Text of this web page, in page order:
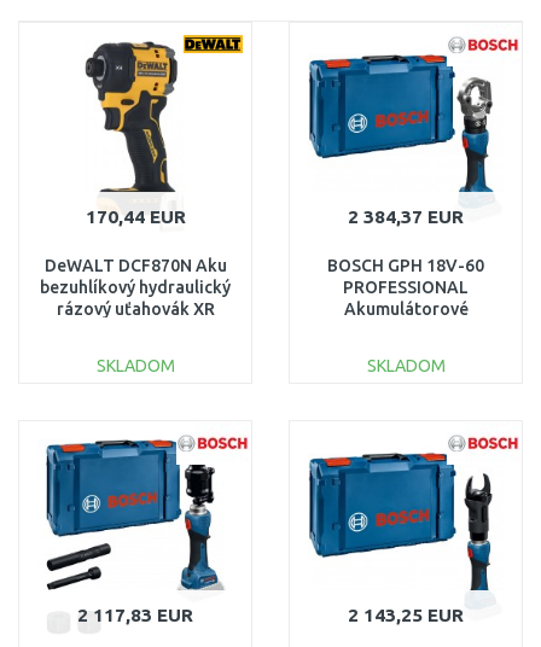
170,44 EUR
DeWALT DCF870N Aku
bezuhlíkový hydraulický
rázový uťahovák XR
SKLADOM
Porovnať
2 384,37 EUR
BOSCH GPH 18V-60
PROFESSIONAL
Akumulátorové
SKLADOM
Porovnať
2 117,83 EUR 2 143,25 EUR